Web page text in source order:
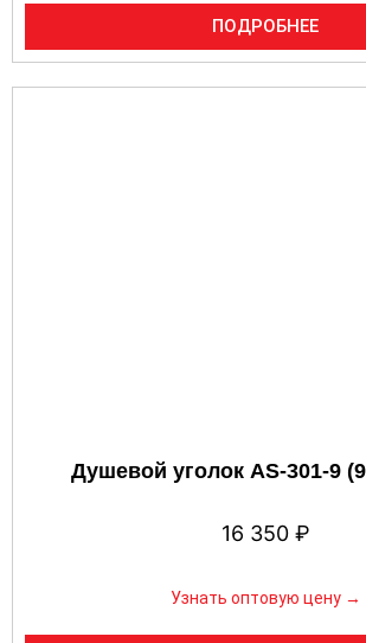
ПОДРОБНЕЕ
Душевой уголок AS-301-9
16 350 ₽
Узнать оптовую цену →